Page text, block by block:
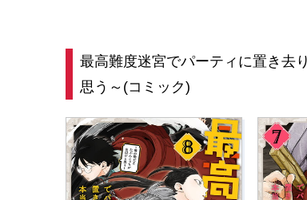
最高難度迷宮でパーティに置き去
思う～(コミック)